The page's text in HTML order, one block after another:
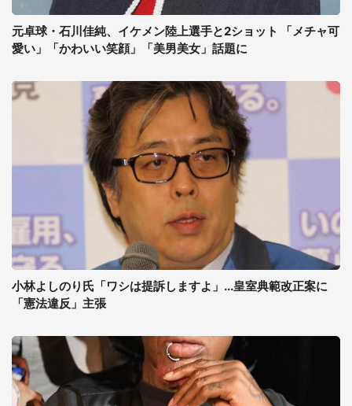
元卓球・石川佳純、イケメン陸上選手と2ショット 「メチャ可
愛い」「かわいい笑顔」「美男美女」話題に
小林よしのり氏「ワシは提訴しますよ」...皇室典範改正案に
「憲法違反」主張